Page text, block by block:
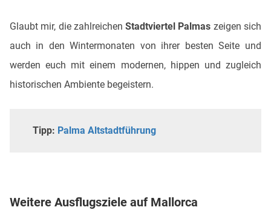
Glaubt mir, die zahlreichenStadtviertel Palmas zeigen sich
auch in den Wintermonaten von ihrer besten Seite und
werden euch mit einem modernen, hippen und zugleich
historischen Ambiente begeistern.
Tipp: Palma Altstadtführung
Weitere Ausflugsziele auf Mallorca